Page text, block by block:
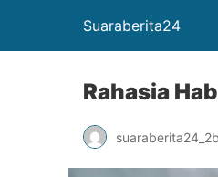
Suaraberita24
Rahasia